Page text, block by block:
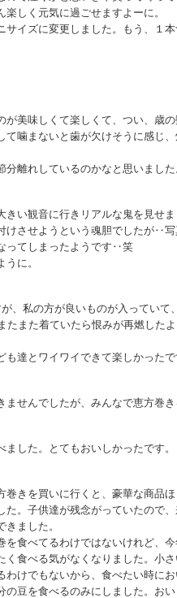
しく元気に過ごせますよーに。
イズに変更しました。もう、１
美味しくて楽しくて、つい、歳の
噛まないと歯が欠けそうに感じ
離れしているのかなと思いまし
い観音に行きリアルな鬼を見せ
けさせようという魂胆でしたが‥写
ってしまったようです‥笑
に。
、私の方が良いものが入っていて
たまた着ていたら恨みが再燃した
達とワイワイできて楽しかったで
せんでしたが、みんなで恵方巻
した。とてもおいしかったです。
きを買いに行くと、豪華な商品
。子供達が残念がっていたので
ました。
食べてるわけではないけれど、
食べる気がなくなりました。小さ
けでもないから、食べたい時に
の豆を食べるのみにしました。お